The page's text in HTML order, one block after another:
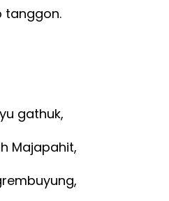
tanggon.
gathuk,
Majapahit,